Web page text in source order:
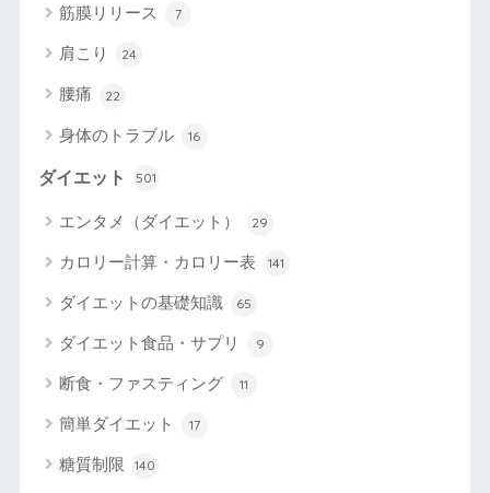
筋膜リリース 7
肩こり 24
腰痛 22
身体のトラブル 16
ダイエット 501
エンタメ（ダイエット） 29
カロリー計算・カロリー表 141
ダイエットの基礎知識 65
ダイエット食品・サプリ 9
断食・ファスティング 11
簡単ダイエット 17
糖質制限 140